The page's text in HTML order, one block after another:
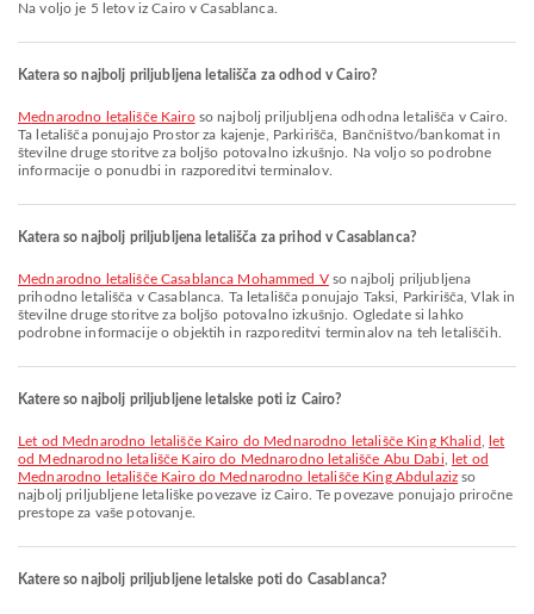
Na voljo je 5 letov iz Cairo v Casablanca.
Katera so najbolj priljubljena letališča za odhod v Cairo?
Mednarodno letališče Kairoso najbolj priljubljena odhodna letališča v Cairo.
Ta letališča ponujajo Prostor za kajenje, Parkirišča, Bančništvo/bankomat in
številne druge storitve za boljšo potovalno izkušnjo. Na voljo so podrobne
informacije o ponudbi in razporeditvi terminalov.
Katera so najbolj priljubljena letališča za prihod v Casablanca?
Mednarodno letališče Casablanca Mohammed Vso najbolj priljubljena
prihodno letališča v Casablanca. Ta letališča ponujajo Taksi, Parkirišča, Vlak in
številne druge storitve za boljšo potovalno izkušnjo. Ogledate si lahko
podrobne informacije o objektih in razporeditvi terminalov na teh letališčih.
Katere so najbolj priljubljene letalske poti iz Cairo?
let od Mednarodno letališče Kairo do Mednarodno letališče King Khalid
let
od Mednarodno letališče Kairo do Mednarodno letališče Abu Dabi
let od
Mednarodno letališče Kairo do Mednarodno letališče King Abdulaziz so
najbolj priljubljene letališke povezave iz Cairo. Te povezave ponujajo priročne
prestope za vaše potovanje.
Katere so najbolj priljubljene letalske poti do Casablanca?